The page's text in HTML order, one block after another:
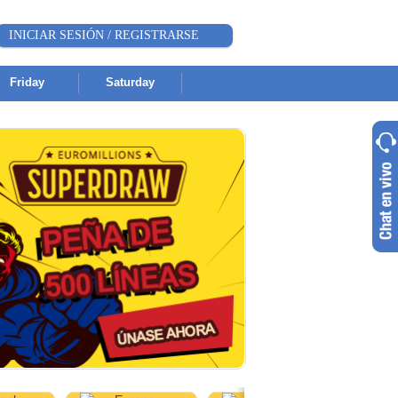
INICIAR SESIÓN / REGISTRARSE
Friday Saturday